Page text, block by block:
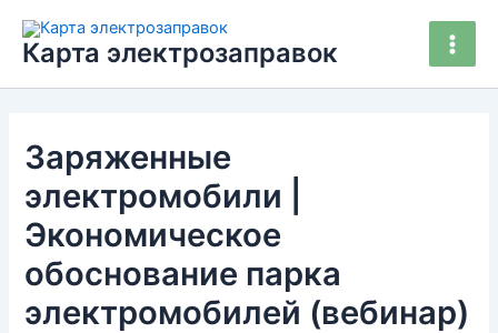
содержимому
Карта электрозаправок
Main
Заряженные
электромобили |
Экономическое
обоснование парка
электромобилей (вебинар)